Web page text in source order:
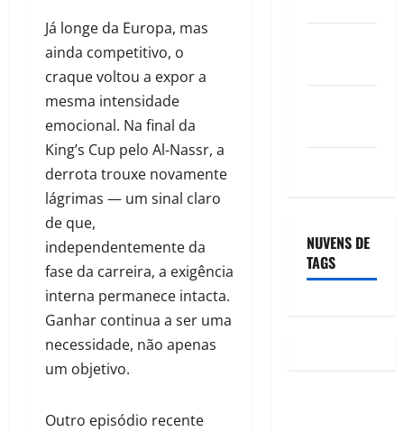
Já longe da Europa, mas
ainda competitivo, o
craque voltou a expor a
mesma intensidade
emocional. Na final da
King’s Cup pelo Al-Nassr, a
derrota trouxe novamente
lágrimas — um sinal claro
de que,
independentemente da
fase da carreira, a exigência
interna permanece intacta.
Ganhar continua a ser uma
necessidade, não apenas
um objetivo.
Outro episódio recente
NUVENS DE
TAGS